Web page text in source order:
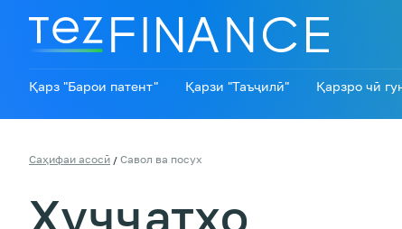
Қарз "Барои патент" Қарзи "Таъҷилӣ" Қарзро чӣ
Саҳифаи асосӣ / Савол ва посух
Ҳуҷҷатҳо